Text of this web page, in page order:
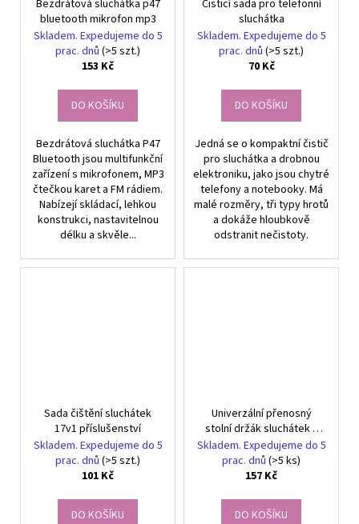
Bezdrátová sluchátka p47
bluetooth mikrofon mp3
Skladem. Expedujeme do 5
prac. dnů (>5 szt.)
153 Kč
DO KOŠÍKU
Bezdrátová sluchátka P47
Bluetooth jsou multifunkční
zařízení s mikrofonem, MP3
čtečkou karet a FM rádiem.
Nabízejí skládací, lehkou
konstrukci, nastavitelnou
délku a skvěle...
Čisticí sada pro telefonní
sluchátka
Skladem. Expedujeme do 5
prac. dnů (>5 szt.)
70 Kč
DO KOŠÍKU
Jedná se o kompaktní čistič
pro sluchátka a drobnou
elektroniku, jako jsou chytré
telefony a notebooky. Má
malé rozměry, tři typy hrotů
a dokáže hloubkově
odstranit nečistoty.
Sada čištění sluchátek
17v1 příslušenství
Skladem. Expedujeme do 5
prac. dnů (>5 szt.)
101 Kč
DO KOŠÍKU
Univerzální přenosný
stolní držák sluchátek s
upínacím mechanismem,
bílý
Skladem. Expedujeme do 5
prac. dnů (>5 ks)
157 Kč
DO KOŠÍKU